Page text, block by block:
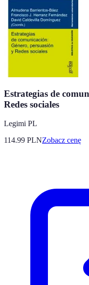
Estrategias de
Redes sociales
Legimi PL
114.99 PLNZobacz cenę